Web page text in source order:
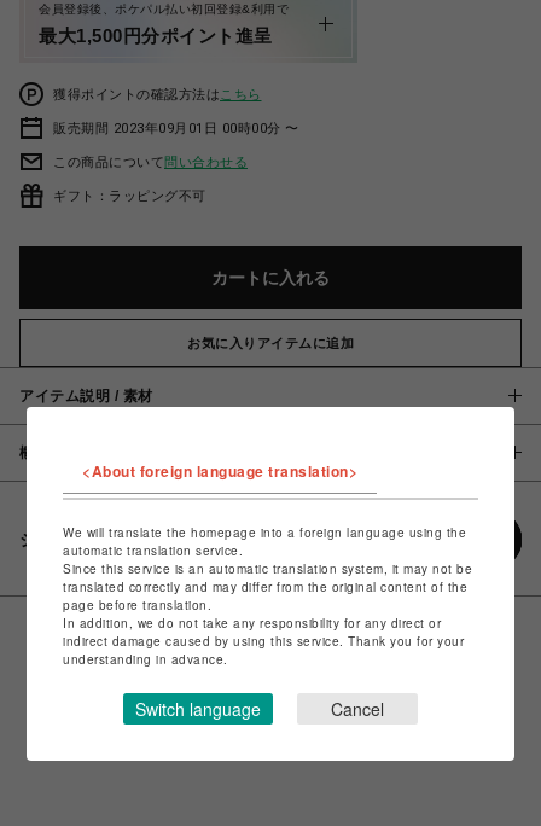
会員登録後、ポケパル払い初回登録&利用で
最大1,500円分ポイント進呈
獲得ポイントの確認方法は こちら
販売期間 2023年09月01日 00時00分 〜
この商品について問い合わせる
ギフト：ラッピング不可
カートに入れる
お気に入りアイテムに追加
アイテム説明 / 素材
概要
シェアする
<About foreign language translation>
We will translate the homepage into a foreign language using the
automatic translation service.
Since this service is an automatic translation system, it may not be
translated correctly and may differ from the original content of the
page before translation.
In addition, we do not take any responsibility for any direct or
indirect damage caused by using this service. Thank you for your
understanding in advance.
Switch language Cancel